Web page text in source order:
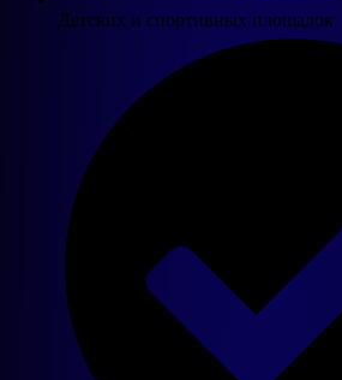
Детских и спортивных площадок